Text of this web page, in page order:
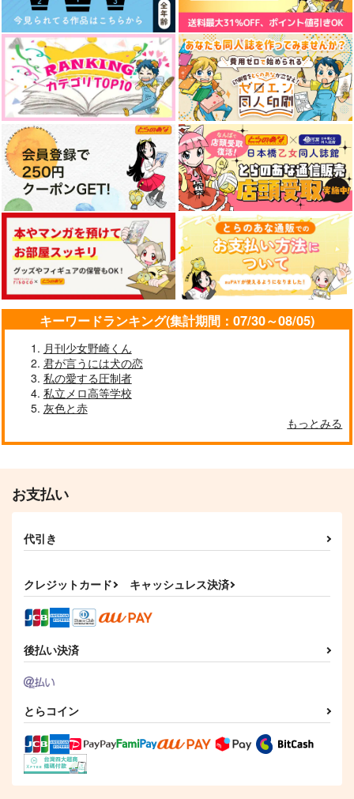
キーワードランキング(集計期間：07/30～08/05)
月刊少女野崎くん
君が言うには犬の恋
私の愛する圧制者
私立メロ高等学校
灰色と赤
もっとみる
お支払い
代引き
クレジットカード キャッシュレス決済
後払い決済
とらコイン